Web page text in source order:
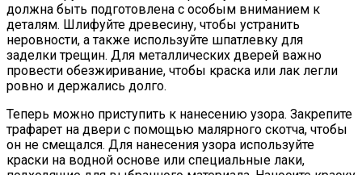
должна быть подготовлена с особым вниманием к
деталям. Шлифуйте древесину, чтобы устранить
неровности, а также используйте шпатлевку для
заделки трещин. Для металлических дверей важно
провести обезжиривание, чтобы краска или лак легли
ровно и держались долго.
Теперь можно приступить к нанесению узора. Закрепите
трафарет на двери с помощью малярного скотча, чтобы
он не смещался. Для нанесения узора используйте
краски на водной основе или специальные лаки,